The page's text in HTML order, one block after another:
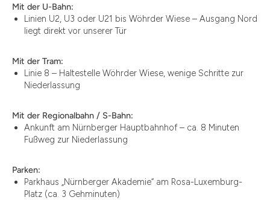
Mit der U-Bahn:
Linien U2, U3 oder U21 bis Wöhrder Wiese – Ausgang Nord
liegt direkt vor unserer Tür
Mit der Tram:
Linie 8 – Haltestelle Wöhrder Wiese, wenige Schritte zur
Niederlassung
Mit der Regionalbahn / S-Bahn:
Ankunft am Nürnberger Hauptbahnhof – ca. 8 Minuten
Fußweg zur Niederlassung
Parken:
Parkhaus „Nürnberger Akademie“ am Rosa-Luxemburg-
Platz (ca. 3 Gehminuten)